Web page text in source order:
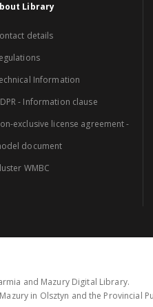
Library
details
Information
- Information clause
exclusive license agreement -
document
WMBC
and Mazury Digital Library.
in Olsztyn and the Provincial